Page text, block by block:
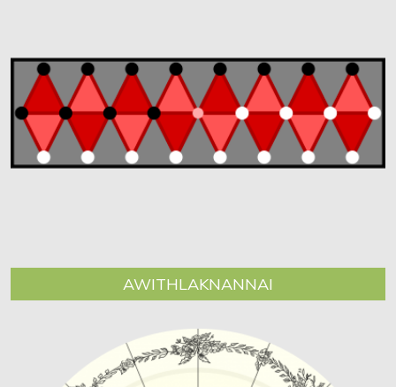
AWITHLAKNANNAI